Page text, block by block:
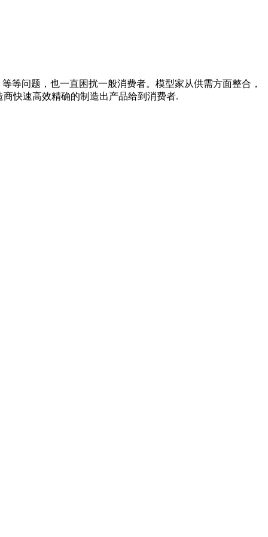
等问题，也一直困扰一般消费者。模型家从供需方面整合，
快速高效精确的制造出产品给到消费者.